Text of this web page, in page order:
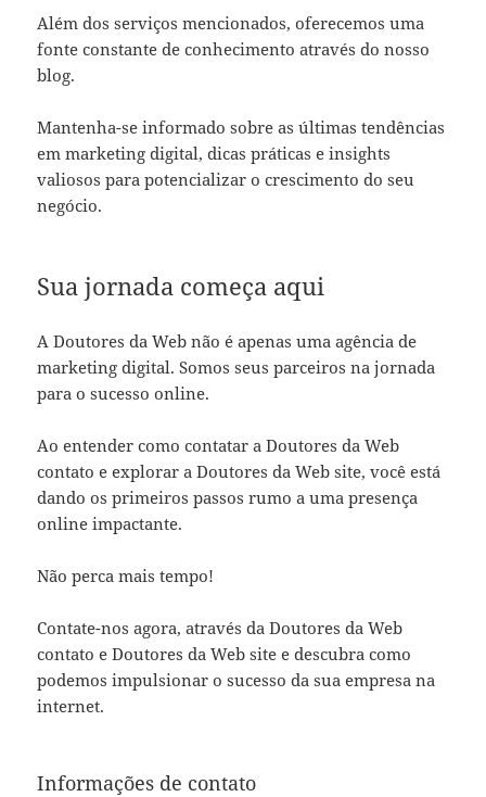
Além dos serviços mencionados, oferecemos uma
fonte constante de conhecimento através do nosso
blog.
Mantenha-se informado sobre as últimas tendências
em marketing digital, dicas práticas e insights
valiosos para potencializar o crescimento do seu
negócio.
Sua jornada começa aqui
A Doutores da Web não é apenas uma agência de
marketing digital. Somos seus parceiros na jornada
para o sucesso online.
Ao entender como contatar a Doutores da Web
contato e explorar a Doutores da Web site, você está
dando os primeiros passos rumo a uma presença
online impactante.
Não perca mais tempo!
Contate-nos agora, através da Doutores da Web
contato e Doutores da Web site e descubra como
podemos impulsionar o sucesso da sua empresa na
internet.
Informações de contato